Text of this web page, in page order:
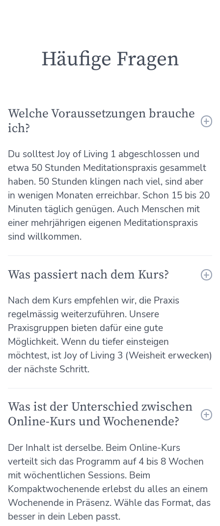
Häufige Fragen
Welche Voraussetzungen brauche
ich?
Du solltest Joy of Living 1 abgeschlossen und
etwa 50 Stunden Meditationspraxis gesammelt
haben. 50 Stunden klingen nach viel, sind aber
in wenigen Monaten erreichbar. Schon 15 bis 20
Minuten täglich genügen. Auch Menschen mit
einer mehrjährigen eigenen Meditationspraxis
sind willkommen.
Was passiert nach dem Kurs?
Nach dem Kurs empfehlen wir, die Praxis
regelmässig weiterzuführen. Unsere
Praxisgruppen bieten dafür eine gute
Möglichkeit. Wenn du tiefer einsteigen
möchtest, ist Joy of Living 3 (Weisheit erwecken)
der nächste Schritt.
Was ist der Unterschied zwischen
Online-Kurs und Wochenende?
Der Inhalt ist derselbe. Beim Online-Kurs
verteilt sich das Programm auf 4 bis 8 Wochen
mit wöchentlichen Sessions. Beim
Kompaktwochenende erlebst du alles an einem
Wochenende in Präsenz. Wähle das Format, das
besser in dein Leben passt.